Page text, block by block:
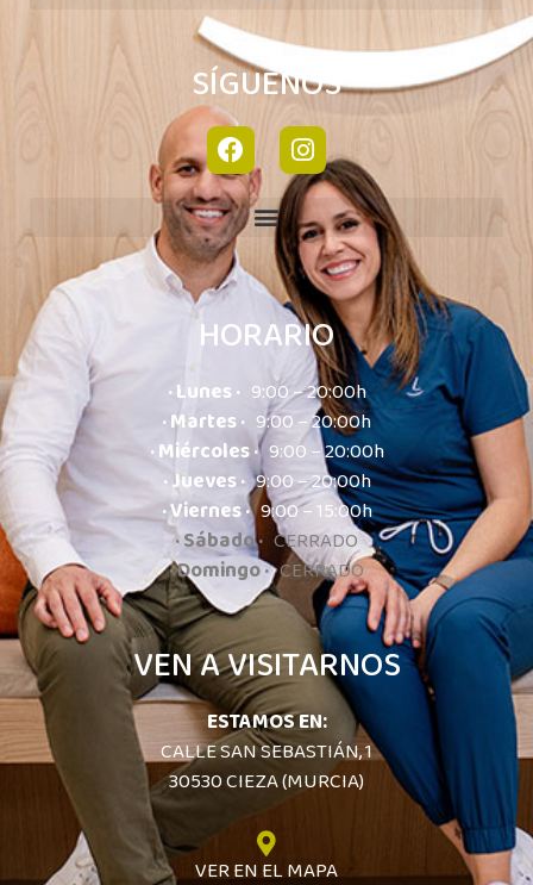
SÍGUENOS
HORARIO
· Lunes · 9:00 – 20:00h
· Martes · 9:00 – 20:00h
· Miércoles ·9:00 – 20:00h
· Jueves ·9:00 – 20:00h
· Viernes ·9:00 – 15:00h
· Sábado ·CERRADO
· Domingo ·CERRADO
VEN A VISITARNOS
ESTAMOS EN:
CALLE SAN SEBASTIÁN, 1
30530 CIEZA (MURCIA)
VER EN EL MAPA